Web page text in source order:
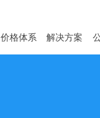
价格体系 解决方案